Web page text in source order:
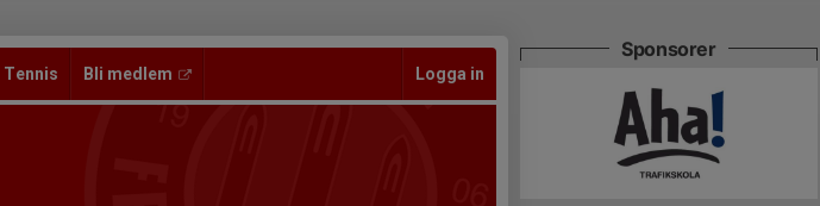
Tennis Bli medlem Logga in
Sponsorer